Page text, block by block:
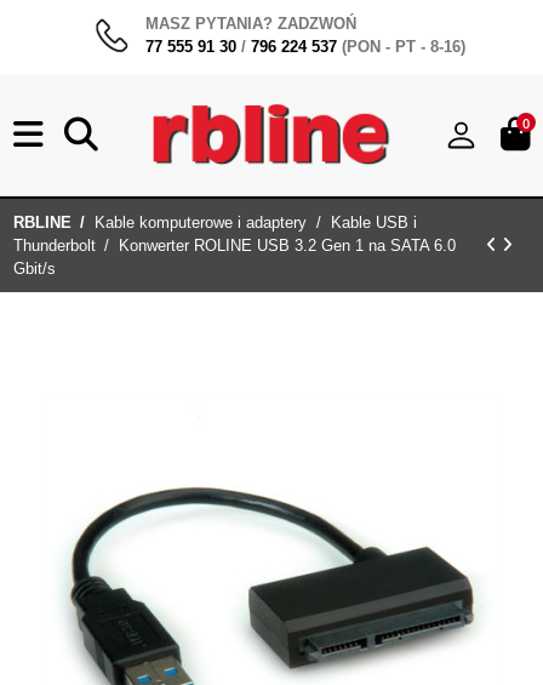
MASZ PYTANIA? ZADZWOŃ
77 555 91 30 / 796 224 537 (PON - PT - 8-16)
0
RBLINE Kable komputerowe i adaptery
Kable USB i
Thunderbolt
Konwerter ROLINE USB 3.2 Gen 1 na SATA 6.0
Gbit/s